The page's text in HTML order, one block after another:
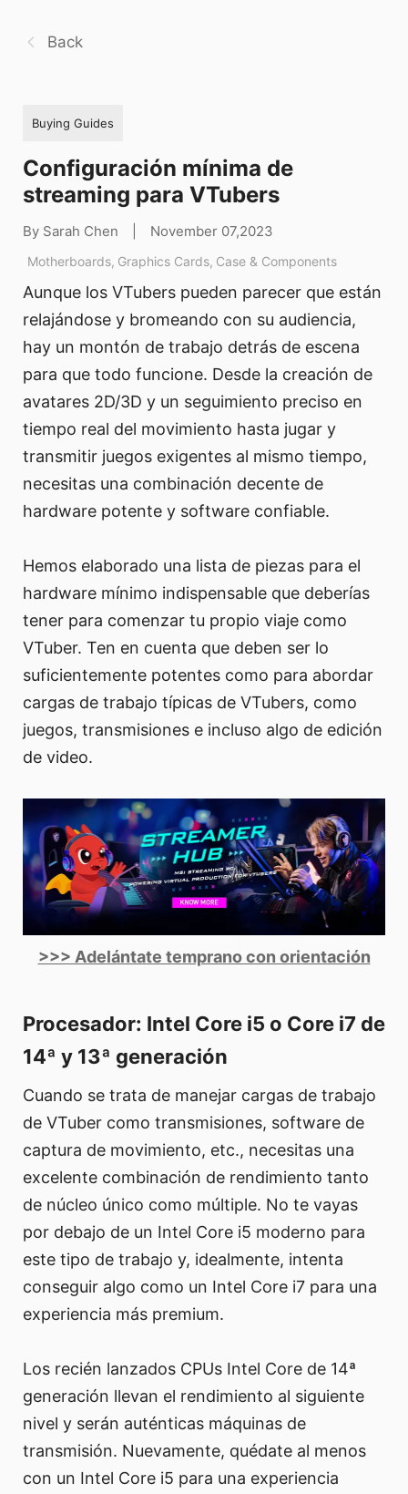
Back
Buying Guides
Configuración mínima de
streaming para VTubers
By Sarah Chen November 07,2023
Motherboards, Graphics Cards, Case & Components
Aunque los VTubers pueden parecer que están
relajándose y bromeando con su audiencia,
hay un montón de trabajo detrás de escena
para que todo funcione. Desde la creación de
avatares 2D/3D y un seguimiento preciso en
tiempo real del movimiento hasta jugar y
transmitir juegos exigentes al mismo tiempo,
necesitas una combinación decente de
hardware potente y software confiable.
Hemos elaborado una lista de piezas para el
hardware mínimo indispensable que deberías
tener para comenzar tu propio viaje como
VTuber. Ten en cuenta que deben ser lo
suficientemente potentes como para abordar
cargas de trabajo típicas de VTubers, como
juegos, transmisiones e incluso algo de edición
de video.
>>> Adelántate temprano con orientación
Procesador: Intel Core i5 o Core i7 de
14ª y 13ª generación
Cuando se trata de manejar cargas de trabajo
de VTuber como transmisiones, software de
captura de movimiento, etc., necesitas una
excelente combinación de rendimiento tanto
de núcleo único como múltiple. No te vayas
por debajo de un Intel Core i5 moderno para
este tipo de trabajo y, idealmente, intenta
conseguir algo como un Intel Core i7 para una
experiencia más premium.
Los recién lanzados CPUs Intel Core de 14ª
generación llevan el rendimiento al siguiente
nivel y serán auténticas máquinas de
transmisión. Nuevamente, quédate al menos
con un Intel Core i5 para una experiencia